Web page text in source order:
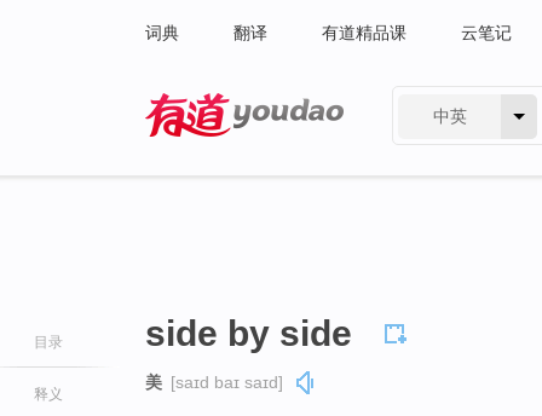
词典 翻译 有道精品课 云笔记
中英
目录
释义
side by side
美 [saɪd baɪ saɪd]